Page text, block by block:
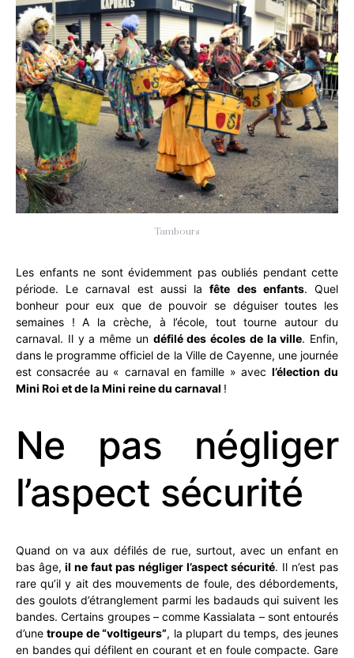
Tambours
Les enfants ne sont évidemment pas oubliés pendant cette
période. Le carnaval est aussi lafête des enfants. Quel
bonheur pour eux que de pouvoir se déguiser toutes les
semaines ! A la crèche, à l’école, tout tourne autour du
carnaval. Il y a même un défilé des écoles de la ville. Enfin,
dans le programme officiel de la Ville de Cayenne, une journée
est consacrée au « carnaval en famille » avec l’élection du
Mini Roi et de la Mini reine du carnaval !
Ne pas négliger
l’aspect sécurité
Quand on va aux défilés de rue, surtout, avec un enfant en
bas âge, il ne faut pas négliger l’aspect sécurité. Il n’est pas
rare qu’il y ait des mouvements de foule, des débordements,
des goulots d’étranglement parmi les badauds qui suivent les
bandes. Certains groupes – comme Kassialata – sont entourés
d’unetroupe de “voltigeurs”, la plupart du temps, des jeunes
en bandes qui défilent en courant et en foule compacte. Gare